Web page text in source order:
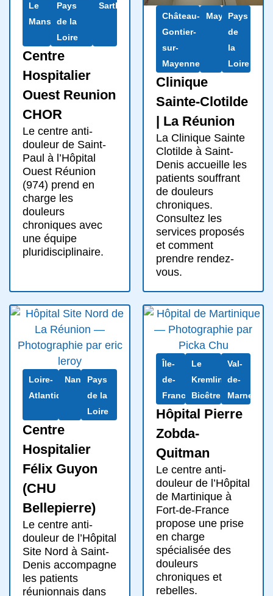
Le
Mans
Pays
de la
Loire
Sarthe
Centre
Hospitalier
Ouest Reunion
CHOR
Le centre anti-
douleur de Saint-
Paul à l’Hôpital
Ouest Réunion
(974) prend en
charge les
douleurs
chroniques avec
une équipe
pluridisciplinaire.
Château-
Gontier-
sur-
Mayenne
Mayenne
Pays
de
la
Loire
Clinique
Sainte-Clotilde
| La Réunion
La Clinique Sainte
Clotilde à Saint-
Denis accueille les
patients souffrant
de douleurs
chroniques.
Consultez les
services proposés
et comment
prendre rendez-
vous.
Loire-
Atlantique
NantesPays
de la
Loire
Centre
Hospitalier
Félix Guyon
(CHU
Bellepierre)
Le centre anti-
douleur de l’Hôpital
Site Nord à Saint-
Denis accompagne
les patients
réunionnais dans
Île-
de-
France
Le
Kremlin-
Bicêtre
Val-
de-
Marne
Hôpital Pierre
Zobda-
Quitman
Le centre anti-
douleur de l’Hôpital
de Martinique à
Fort-de-France
propose une prise
en charge
spécialisée des
douleurs
chroniques et
rebelles.